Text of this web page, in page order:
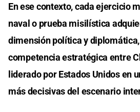
En ese contexto, cada ejercicio
naval o prueba misilística
dimensión política y
competencia estratégica entre
liderado por Estados Unidos en
más decisivas del escenario